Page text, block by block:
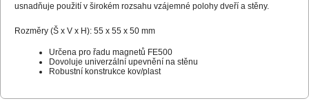
usnadňuje použití v širokém rozsahu vzájemné polohy dveří a stěny.
Rozměry (Š x V x H): 55 x 55 x 50 mm
Určena pro řadu magnetů FE500
Dovoluje univerzální upevnění na stěnu
Robustní konstrukce kov/plast